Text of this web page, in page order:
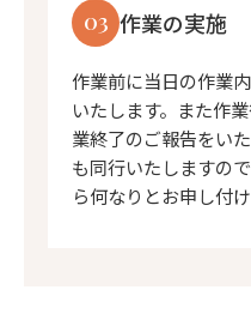
03 作業の実施
作業前に当日の作業
いたします。また作
業終了のご報告をい
も同行いたしますの
ら何なりとお申し付